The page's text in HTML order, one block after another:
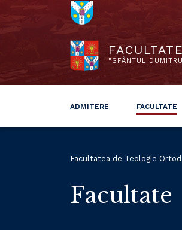
"SFÂNTUL
ADMITERE FACULTATE
Facultatea de Teologie
Facultate